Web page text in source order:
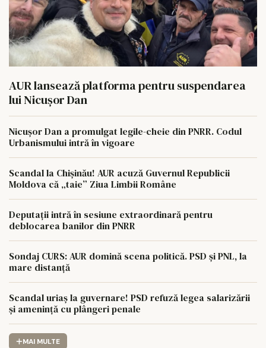
AUR lansează platforma pentru suspendarea
lui Nicușor Dan
Nicușor Dan a promulgat legile-cheie din PNRR. Codul
Urbanismului intră în vigoare
Scandal la Chișinău! AUR acuză Guvernul Republicii
Moldova că „taie” Ziua Limbii Române
Deputații intră în sesiune extraordinară pentru
deblocarea banilor din PNRR
Sondaj CURS: AUR domină scena politică. PSD și PNL, la
mare distanță
Scandal uriaș la guvernare! PSD refuză legea salarizării
și amenință cu plângeri penale
MAI MULTE